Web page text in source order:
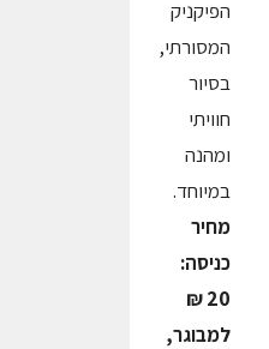
הפיקניק
המסורתי,
בסיור
חוויתי
ומהנה
במיוחד.
מחיר
כניסה:
20 ₪
למבוגר,